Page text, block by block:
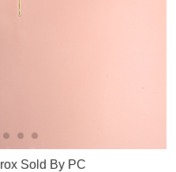
Sold By PC